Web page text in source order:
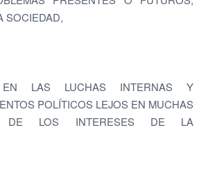
SOCIEDAD,
LAS LUCHAS INTERNAS Y
POLÍTICOS LEJOS EN MUCHAS
DE LOS INTERESES DE LA